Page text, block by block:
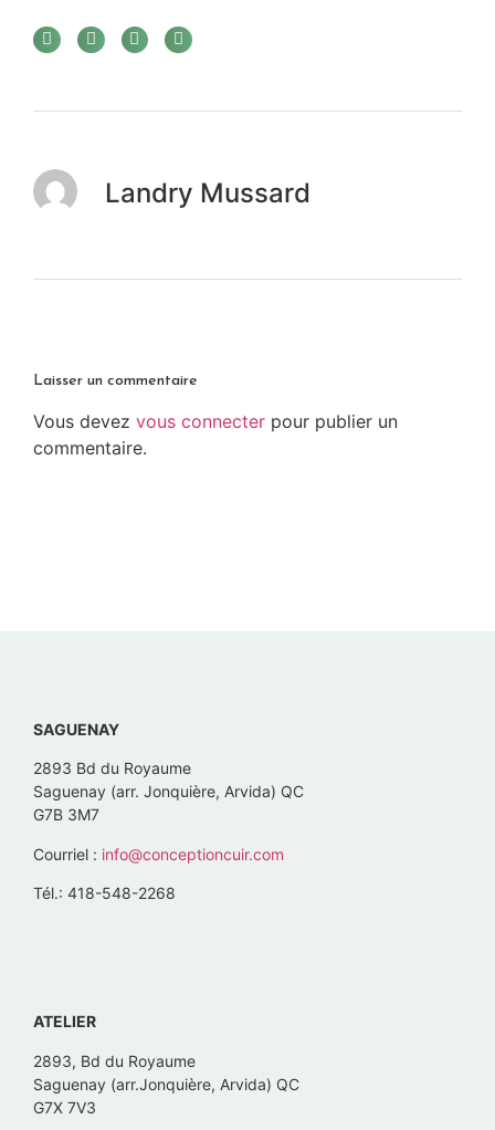
Landry Mussard
Laisser un commentaire
Vous devez vous connecter pour publier un
commentaire.
SAGUENAY
2893 Bd du Royaume
Saguenay (arr. Jonquière, Arvida) QC
G7B 3M7
Courriel : info@conceptioncuir.com
Tél.: 418-548-2268
ATELIER
2893, Bd du Royaume
Saguenay (arr.Jonquière, Arvida) QC
G7X 7V3